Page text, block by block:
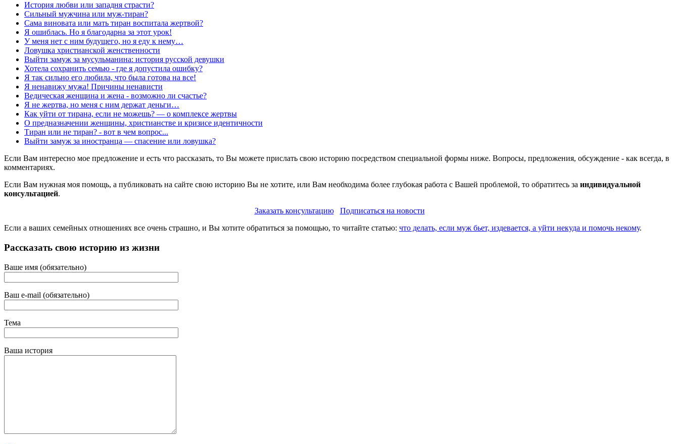
История любви или западня страсти?
Сильный мужчина или муж-тиран?
Сама виновата или мать тиран воспитала жертвой?
Я ошиблась. Но я благодарна за этот урок!
У меня нет с ним будущего, но я еду к нему…
Ловушка христианской женственности
Выйти замуж за мусульманина: история русской девушки
Хотела сохранить семью - где я допустила ошибку?
Я так сильно его любила, что была готова на все!
Я ненавижу мужа! Причины ненависти
Ведическая женщина и жена - возможно ли счастье?
Я не жертва, но меня с ним держат деньги…
Как уйти от тирана, если не можешь? — о комплексе жертвы
О предназначении женщины, христианстве и кризисе идентичности
Тиран или не тиран? - вот в чем вопрос...
Выйти замуж за иностранца — спасение или ловушка?
Если Вам интересно мое предложение и есть что рассказать, то Вы можете прислать свою историю посредством специальной формы ниже. Вопросы, предложения, обсуждение - как всегда, в
комментариях.
Если Вам нужная моя помощь, а публиковать на сайте свою историю Вы не хотите, или Вам необходима более глубокая работа с Вашей проблемой, то обратитесь за индивидуальной
консультацией.
Заказать консультацию
Подписаться на новости
Если а ваших семейных отношениях все очень страшно, и Вы хотите обратиться за помощью, то читайте статью: что делать, если муж бьет, издевается, а уйти некуда и помочь некому.
Рассказать свою историю из жизни
Ваше имя (обязательно)
Ваш e-mail (обязательно)
Тема
Ваша история